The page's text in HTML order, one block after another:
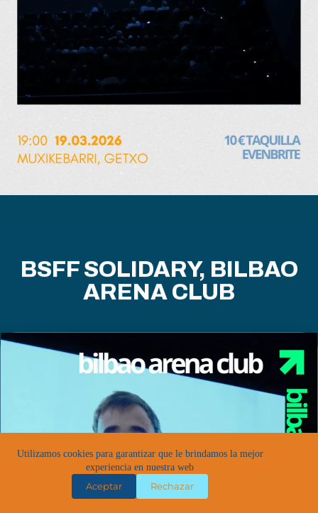
Utilizamos cookies para garantizar que le brindamos la mejor
experiencia en nuestra web
Aceptar Rechazar
BSFF SOLIDARY, BILBAO
ARENA CLUB